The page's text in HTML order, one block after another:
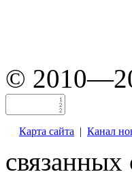
©
Карта сайта | Канал
связанных